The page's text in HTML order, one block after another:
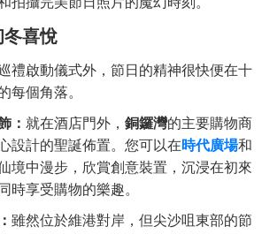
冬喜悅
禮啟動儀式外，節日的精神很快便在十
每個角落。
： 就在酒店門外， 銅鑼灣的主要購物商
設計的聖誕佈置。您可以在時代廣場和
境中漫步，欣賞創意裝置，沉浸在初來
時享受購物的樂趣。
雖然位於維港對岸，但尖沙咀東部的節